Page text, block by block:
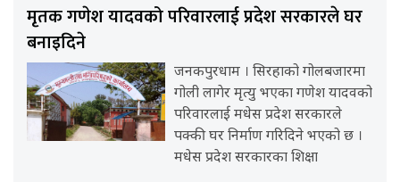
मृतक गणेश यादवको परिवारलाई प्रदेश सरकारले घर
बनाइदिने
जनकपुरधाम । सिरहाको गोलबजारमा
गोली लागेर मृत्यु भएका गणेश यादवको
परिवारलाई मधेस प्रदेश सरकारले
पक्की घर निर्माण गरिदिने भएको छ ।
मधेस प्रदेश सरकारका शिक्षा